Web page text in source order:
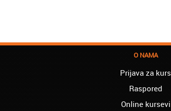
O NAMA
Prijava za kurs
Raspored
Online kursevi